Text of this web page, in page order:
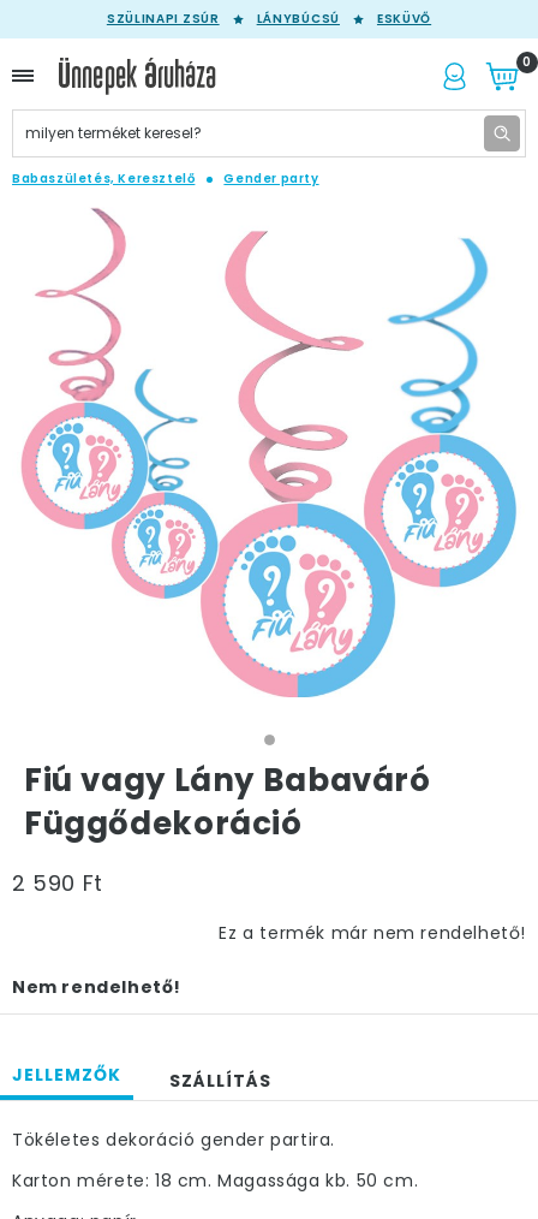
SZÜLINAPI ZSÚR LÁNYBÚCSÚ ESKÜVŐ
0
Babaszületés, Keresztelő Gender party
Fiú vagy Lány Babaváró
Függődekoráció
2 590 Ft
Ez a termék már nem rendelhető!
Nem rendelhető!
JELLEMZŐK SZÁLLÍTÁS
Tökéletes dekoráció gender partira.
Karton mérete: 18 cm. Magassága kb. 50 cm.